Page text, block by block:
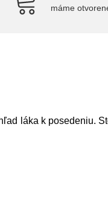
máme
láka k posedeniu.